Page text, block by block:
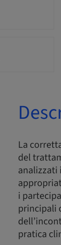
La
del
analizzati
i
principali
pratica